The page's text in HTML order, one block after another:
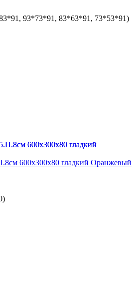
93*73*91, 83*63*91, 73*53*91)
600х300х80 гладкий Оранжевый